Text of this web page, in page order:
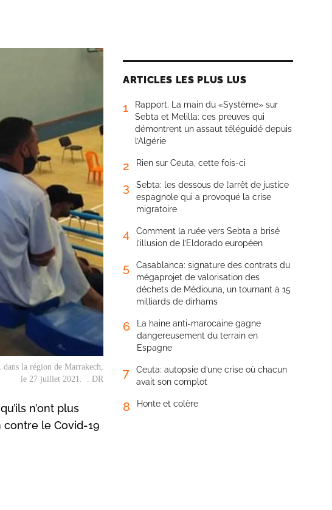
la région de Marrakech,
le 27 juillet 2021. . DR
n’ont plus
le Covid-19
ARTICLES LES PLUS LUS
1
Rapport. La main du «Système» sur
Sebta et Melilla: ces preuves qui
démontrent un assaut téléguidé depuis
l’Algérie
2 Rien sur Ceuta, cette fois-ci
3
Sebta: les dessous de l’arrêt de justice
espagnole qui a provoqué la crise
migratoire
4
Comment la ruée vers Sebta a brisé
l’illusion de l’Eldorado européen
5
Casablanca: signature des contrats du
mégaprojet de valorisation des
déchets de Médiouna, un tournant à 15
milliards de dirhams
6
La haine anti-marocaine gagne
dangereusement du terrain en
Espagne
7
Ceuta: autopsie d’une crise où chacun
avait son complot
8 Honte et colère